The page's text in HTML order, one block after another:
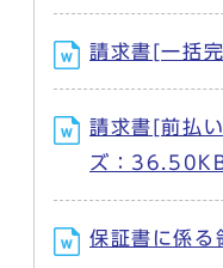
請求書[一括
請求書[前払
ズ：
保証書に係